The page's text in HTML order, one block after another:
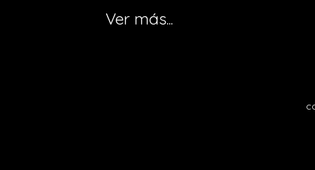
Ver más...